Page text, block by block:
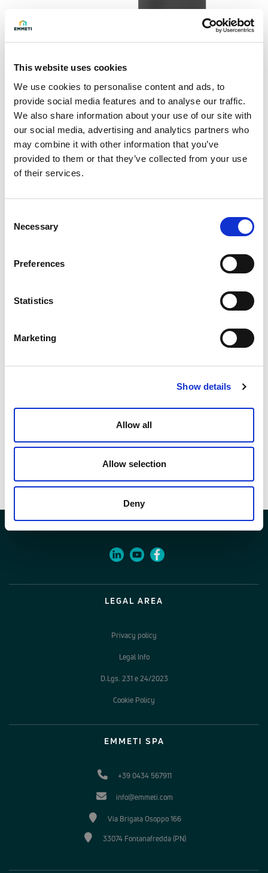
This website uses cookies
We use cookies to personalise content and ads, to
provide social media features and to analyse our traffic.
We also share information about your use of our site with
our social media, advertising and analytics partners who
may combine it with other information that you’ve
provided to them or that they’ve collected from your use
of their services.
Selection
Necessary
Preferences
Statistics
Marketing
Show details
Allow all
Allow selection
Deny
Guscio fonoisolante per gomito, attacco femmina H 78 mm
con flangia, comprensivo di kit viti, per relativo raccordo a
Codice
Documenti
LEGAL AREA
Privacy policy
Legal Info
D.Lgs. 231 e 24/2023
Cookie Policy
EMMETI SPA
+39 0434 567911
info@emmeti.com
Via Brigata Osoppo 166
33074 Fontanafredda (PN)